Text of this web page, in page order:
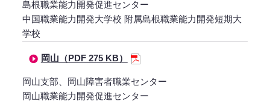
島根職業能力開発促進センター
中国職業能力開発大学校 附属島根職業能力開発短期大
学校
岡山（PDF 275 KB）
岡山支部、岡山障害者職業センター
岡山職業能力開発促進センター